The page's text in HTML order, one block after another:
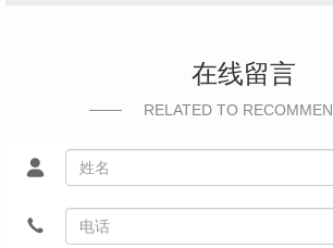
在线留言
RELATED TO